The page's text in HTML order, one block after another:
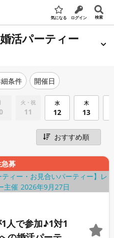
気になる ログイン 検索
活パーティー
条件 開催日
火・祝
11
水
12
木
13
募
人で参加♪1対1